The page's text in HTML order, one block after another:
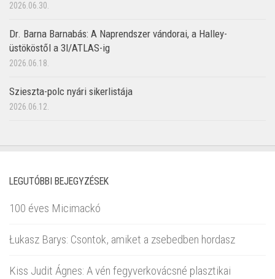
2026.06.30.
Dr. Barna Barnabás: A Naprendszer vándorai, a Halley-
üstököstől a 3I/ATLAS-ig
2026.06.18.
Szieszta-polc nyári sikerlistája
2026.06.12.
LEGUTÓBBI BEJEGYZÉSEK
100 éves Micimackó
Łukasz Barys: Csontok, amiket a zsebedben hordasz
Kiss Judit Ágnes: A vén fegyverkovácsné plasztikai